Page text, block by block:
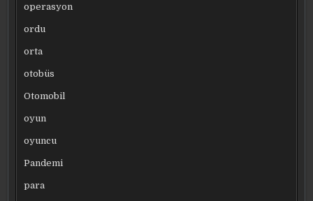
operasyon
ordu
orta
otobüs
Otomobil
oyun
oyuncu
Pandemi
para